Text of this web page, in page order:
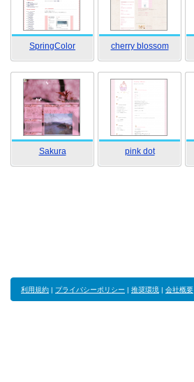
SpringColor cherry blossom
Sakura pink dot
利用規約 | プライバシーポリシー | 推奨環境 | 会社概要